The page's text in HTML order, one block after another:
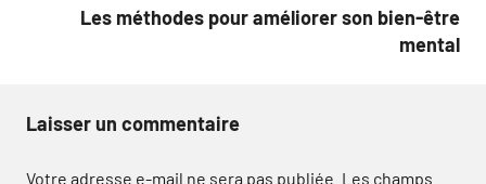
Les méthodes pour améliorer son bien-être
mental
Laisser un commentaire
Votre adresse e-mail ne sera pas publiée. Les champs